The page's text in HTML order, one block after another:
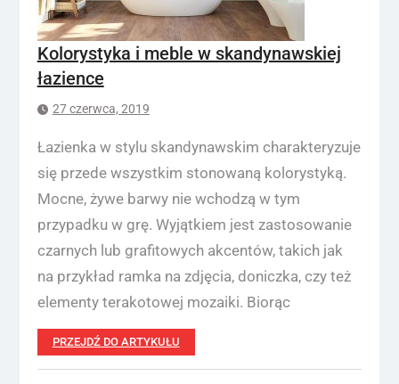
Kolorystyka i meble w skandynawskiej
łazience
27 czerwca, 2019
Łazienka w stylu skandynawskim charakteryzuje
się przede wszystkim stonowaną kolorystyką.
Mocne, żywe barwy nie wchodzą w tym
przypadku w grę. Wyjątkiem jest zastosowanie
czarnych lub grafitowych akcentów, takich jak
na przykład ramka na zdjęcia, doniczka, czy też
elementy terakotowej mozaiki. Biorąc
PRZEJDŹ DO ARTYKUŁU